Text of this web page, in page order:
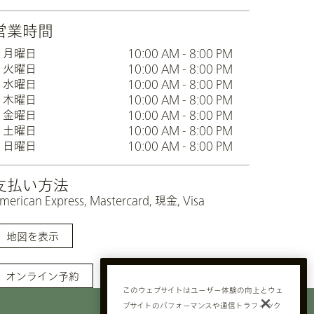
業時間
月曜日
10:00 AM - 8:00 PM
火曜日
10:00 AM - 8:00 PM
水曜日
10:00 AM - 8:00 PM
木曜日
10:00 AM - 8:00 PM
金曜日
10:00 AM - 8:00 PM
土曜日
10:00 AM - 8:00 PM
日曜日
10:00 AM - 8:00 PM
払い方法
Express, Mastercard, 現金, Visa
地図を表示
オンライン予約
プロフェッショナル
このウェブサイトはユーザー体験の向上とウェ
ブサイトのパフォーマンスや通信トラフィック